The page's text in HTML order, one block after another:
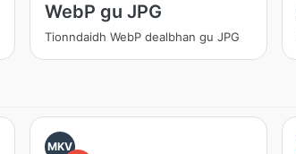
WebP gu JPG
Tionndaidh WebP dealbhan gu JPG
MKV